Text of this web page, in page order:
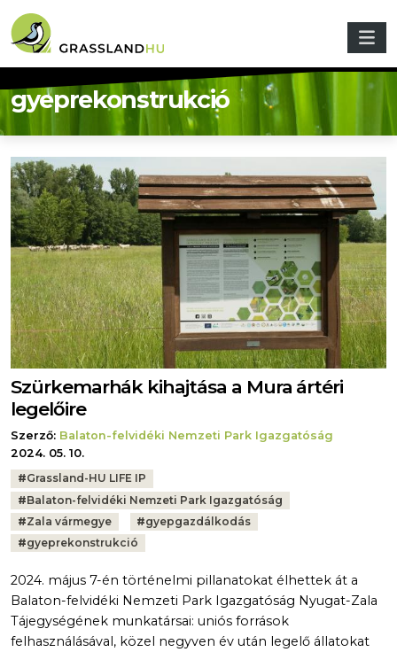
gyeprekonstrukció
Szürkemarhák kihajtása a Mura ártéri
legelőire
Szerző: Balaton-felvidéki Nemzeti Park Igazgatóság
2024. 05. 10.
Tags:
#Grassland-HU LIFE IP
#Balaton-felvidéki Nemzeti Park Igazgatóság
#Zala vármegye #gyepgazdálkodás
#gyeprekonstrukció
2024. május 7-én történelmi pillanatokat élhettek át a
Balaton-felvidéki Nemzeti Park Igazgatóság Nyugat-Zala
Tájegységének munkatársai: uniós források
felhasználásával, közel negyven év után legelő állatokat